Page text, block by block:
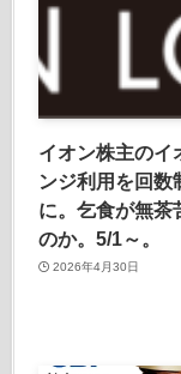
イオン株主のイ
ンジ利用を回数
に。乞食が無茶
のか。5/1～。
2026年4月30日